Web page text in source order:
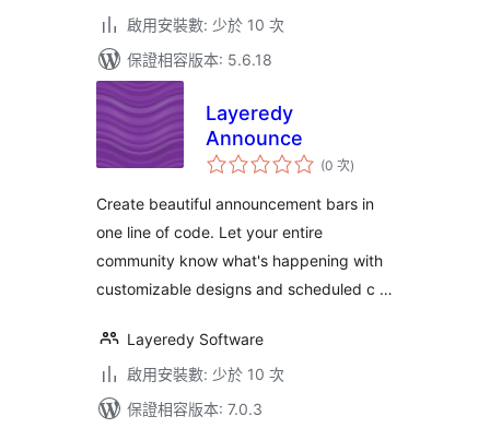
啟用安裝數: 少於 10 次
保證相容版本: 5.6.18
Layeredy
Announce
(0 次評
分
數
)
Create beautiful announcement bars in
one line of code. Let your entire
community know what's happening with
customizable designs and scheduled c …
Layeredy Software
啟用安裝數: 少於 10 次
保證相容版本: 7.0.3